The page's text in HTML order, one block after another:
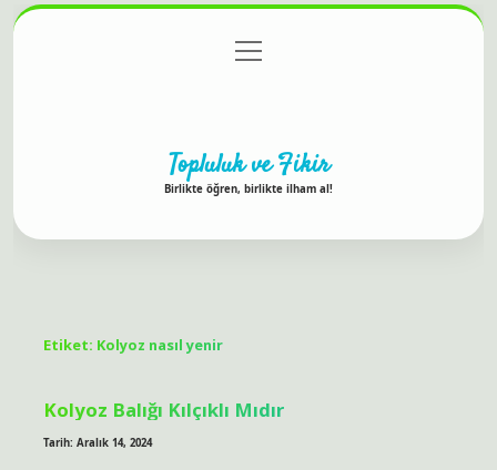
Gizlilik Politikası
menüyü
aç
Topluluk ve Fikir
Birlikte öğren, birlikte ilham al!
Etiket: Kolyoz nasıl yenir
Kolyoz Balığı Kılçıklı Mıdır
Tarih: Aralık 14, 2024